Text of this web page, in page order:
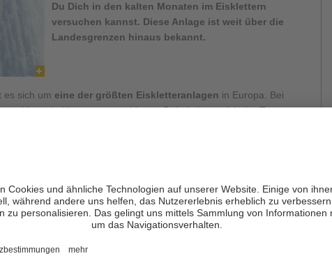
Du Dich in den kalten Monaten im Eisklettern
versuchen kannst. Diese Anlage ist weit über die
Landesgrenzen hinaus bekannt.
es sich um eine der größten Eiskletteranlagen in Europa. Bei
hier sein Können ausprobieren. Dabei eignet sich der Turm
für
austoben.